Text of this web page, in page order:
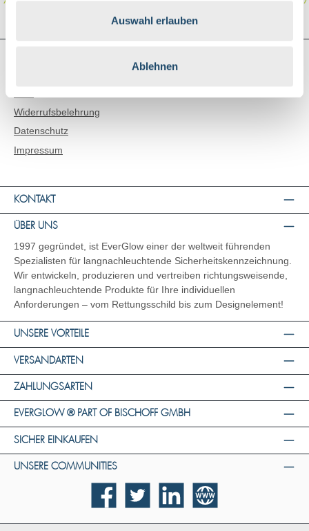
Auswahl erlauben
Ablehnen
Widerrufsbelehrung
Datenschutz
Impressum
KONTAKT
ÜBER UNS
1997 gegründet, ist EverGlow einer der weltweit führenden
Spezialisten für langnachleuchtende Sicherheitskennzeichnung.
Wir entwickeln, produzieren und vertreiben richtungsweisende,
langnachleuchtende Produkte für Ihre individuellen
Anforderungen – vom Rettungsschild bis zum Designelement!
UNSERE VORTEILE
VERSANDARTEN
ZAHLUNGSARTEN
EVERGLOW ® PART OF BISCHOFF GMBH
SICHER EINKAUFEN
UNSERE COMMUNITIES
FacebookTwitter LinkedIn Website